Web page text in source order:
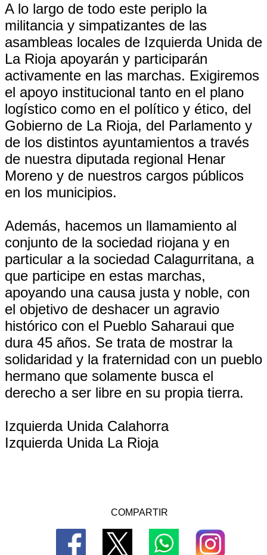
A lo largo de todo este periplo la
militancia y simpatizantes de las
asambleas locales de Izquierda Unida de
La Rioja apoyarán y participarán
activamente en las marchas. Exigiremos
el apoyo institucional tanto en el plano
logístico como en el político y ético, del
Gobierno de La Rioja, del Parlamento y
de los distintos ayuntamientos a través
de nuestra diputada regional Henar
Moreno y de nuestros cargos públicos
en los municipios.
Además, hacemos un llamamiento al
conjunto de la sociedad riojana y en
particular a la sociedad Calagurritana, a
que participe en estas marchas,
apoyando una causa justa y noble, con
el objetivo de deshacer un agravio
histórico con el Pueblo Saharaui que
dura 45 años. Se trata de mostrar la
solidaridad y la fraternidad con un pueblo
hermano que solamente busca el
derecho a ser libre en su propia tierra.
Izquierda Unida Calahorra
Izquierda Unida La Rioja
COMPARTIR